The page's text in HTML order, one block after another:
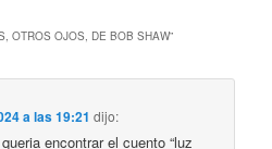
OTROS OJOS, DE BOB SHAW”
a las 19:21 dijo:
encontrar el cuento “luz